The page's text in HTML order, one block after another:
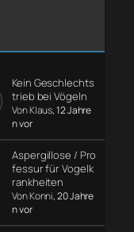
Kein Geschlechts
trieb bei Vögeln
Von Klaus, 12 Jahre
n vor
Aspergillose / Pro
fessur für Vogelk
rankheiten
Von Konni, 20 Jahre
n vor